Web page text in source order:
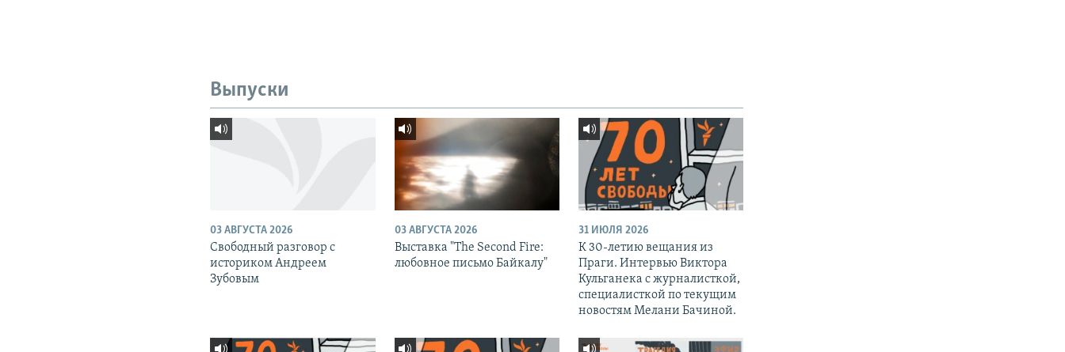
Выпуски
03 АВГУСТА 2026
Свободный разговор с
историком Андреем
Зубовым
03 АВГУСТА 2026
Выставка "The Second Fire:
любовное письмо Байкалу"
31 ИЮЛЯ 2026
К 30-летию вещания из
Праги. Интервью Виктора
Кульганека с журналисткой,
специалисткой по текущим
новостям Мелани Бачиной.